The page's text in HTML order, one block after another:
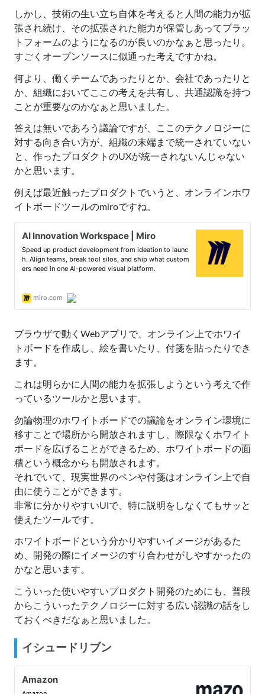
しかし、技術の生い立ち自体を考えると人間の能力が拡
張され続け、その拡張された能力が保管しあってプラッ
トフォームのようになるのが良いのかなぁと思ったり。
すごくオープンソースに似通った考えですかね。
何より、働くチームであったりとか、会社であったりと
か、組織においてここの考えを共有し、共通認識を持つ
ことが重要なのかなぁと思いました。
答えは無いであろう議論ですが、ここのテクノロジーに
対する向き合い方が、組織の末端まで統一されていない
と、作ったプロダクトのUXが統一されないんじゃない
かと思います。
例えば最近触ったプロダクトでいうと、オンラインホワ
イトボードツールのmiroですね。
ブラウザで動くWebアプリで、オンライン上でホワイ
トボードを作成し、絵を書いたり、付箋を貼ったりでき
ます。
これは明らかに人間の能力を拡張しようという考えで作
っているツールかと思います。
勿論物理のホワイトボードでの議論をオンライン環境に
移すことで場所から開放されますし、際限なくホワイト
ボードを広げることができるため、ホワイトボードの面
積という概念からも開放されます。
それでいて、現実世界のペンや付箋はオンライン上で自
由に使うことができます。
非常に分かりやすいUIで、特に説明をしなくてもサッと
使えたツールです。
ホワイトボードという分かりやすいイメージがあるた
め、開発の際にイメージのすり合わせがしやすかったの
かなと思います。
こういった使いやすいプロダクト開発のためにも、普段
からこういったテクノロジーに対する広い認識の話をし
ておくべきだなぁと思いました。
イシュードリブン